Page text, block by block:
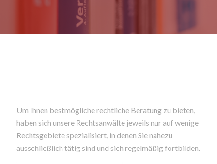
Um Ihnen bestmögliche rechtliche Beratung zu bieten,
haben sich unsere Rechtsanwälte jeweils nur auf wenige
Rechtsgebiete spezialisiert, in denen Sie nahezu
ausschließlich tätig sind und sich regelmäßig fortbilden.